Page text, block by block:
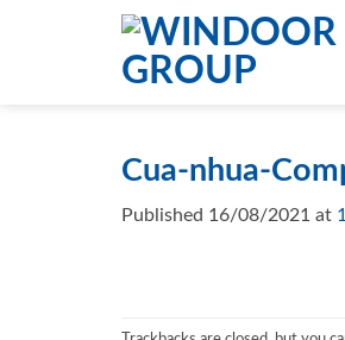
Cua-nhua-
Published 16/08/2021 at